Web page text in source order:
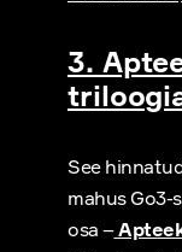
3.
See
mahus Go3-
osa –